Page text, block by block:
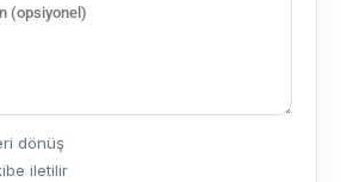
dönüş
iletilir